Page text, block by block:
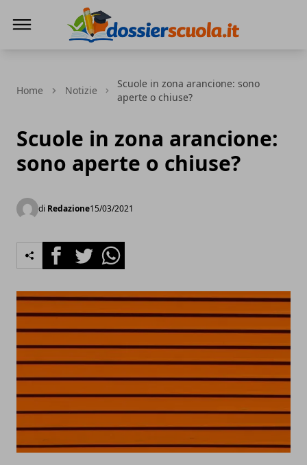
Home Notizie
Scuole in zona arancione: sono
aperte o chiuse?
Scuole in zona arancione:
sono aperte o chiuse?
di Redazione15/03/2021
FacebookTwitterWhatsapp